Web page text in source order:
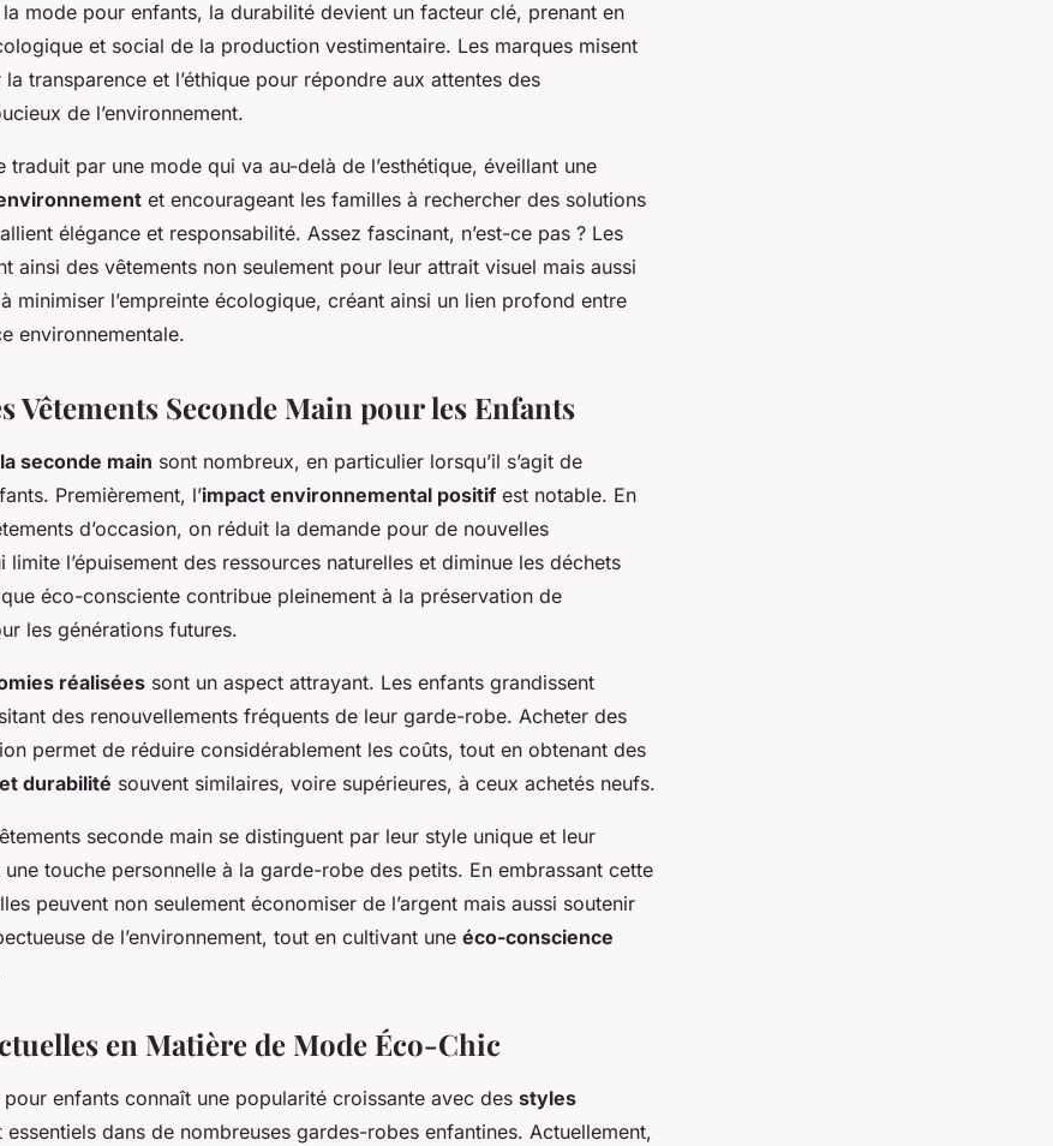
la mode pour enfants, la durabilité devient un facteur clé, prenant en
et social de la production vestimentaire. Les marques misent
transparence et l’éthique pour répondre aux attentes des
de l’environnement.
traduit par une mode qui va au-delà de l’esthétique, éveillant une
et encourageant les familles à rechercher des solutions
élégance et responsabilité. Assez fascinant, n’est-ce pas ? Les
ainsi des vêtements non seulement pour leur attrait visuel mais aussi
minimiser l’empreinte écologique, créant ainsi un lien profond entre
environnementale.
Vêtements Seconde Main pour les Enfants
seconde main sont nombreux, en particulier lorsqu’il s’agit de
Premièrement, l’impact environnemental positif est notable. En
d’occasion, on réduit la demande pour de nouvelles
l’épuisement des ressources naturelles et diminue les déchets
éco-consciente contribue pleinement à la préservation de
les générations futures.
réalisées sont un aspect attrayant. Les enfants grandissent
des renouvellements fréquents de leur garde-robe. Acheter des
permet de réduire considérablement les coûts, tout en obtenant des
durabilité souvent similaires, voire supérieures, à ceux achetés neufs.
seconde main se distinguent par leur style unique et leur
touche personnelle à la garde-robe des petits. En embrassant cette
peuvent non seulement économiser de l’argent mais aussi soutenir
de l’environnement, tout en cultivant une éco-conscience
en Matière de Mode Éco-Chic
pour enfants connaît une popularité croissante avec des styles
essentiels dans de nombreuses gardes-robes enfantines. Actuellement,